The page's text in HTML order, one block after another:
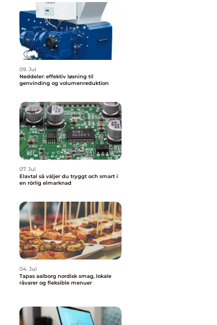
09. Jul
Neddeler: effektiv løsning til
genvinding og volumenreduktion
07. Jul
Elavtal så väljer du tryggt och smart i
en rörlig elmarknad
04. Jul
Tapas aalborg nordisk smag, lokale
råvarer og fleksible menuer